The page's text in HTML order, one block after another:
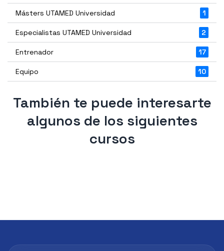
Másters UTAMED Universidad 1
Especialistas UTAMED Universidad 2
Entrenador 17
Equipo 10
También te puede interesarte
algunos de los siguientes
cursos